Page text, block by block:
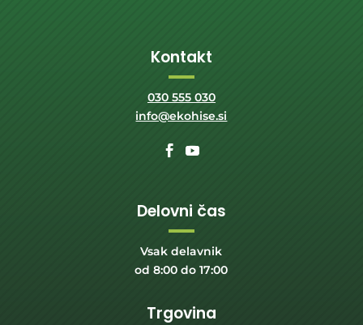
Kontakt
030 555 030
info@ekohise.si
Delovni čas
Vsak delavnik
od 8:00 do 17:00
Trgovina